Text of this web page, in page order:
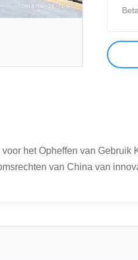
het Opheffen van
van China van